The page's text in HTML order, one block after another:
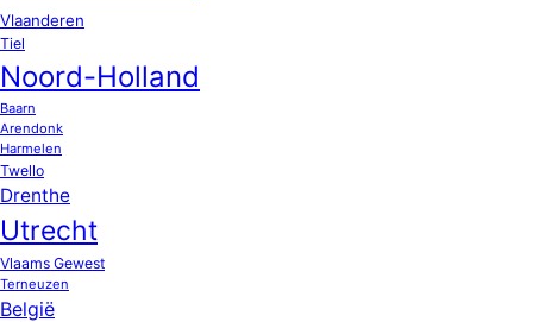
Vlaanderen
Tiel
Noord-Holland
Baarn
Arendonk
Harmelen
Twello
Drenthe
Utrecht
Vlaams Gewest
Terneuzen
België